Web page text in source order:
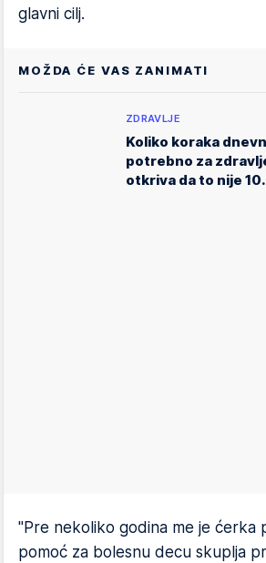
glavni cilj.
MOŽDA ĆE VAS ZANIMATI
ZDRAVLJE
Koliko koraka
potrebno za
otkriva da to nije
"Pre nekoliko godina me je ćerka
pomoć za bolesnu decu skuplja